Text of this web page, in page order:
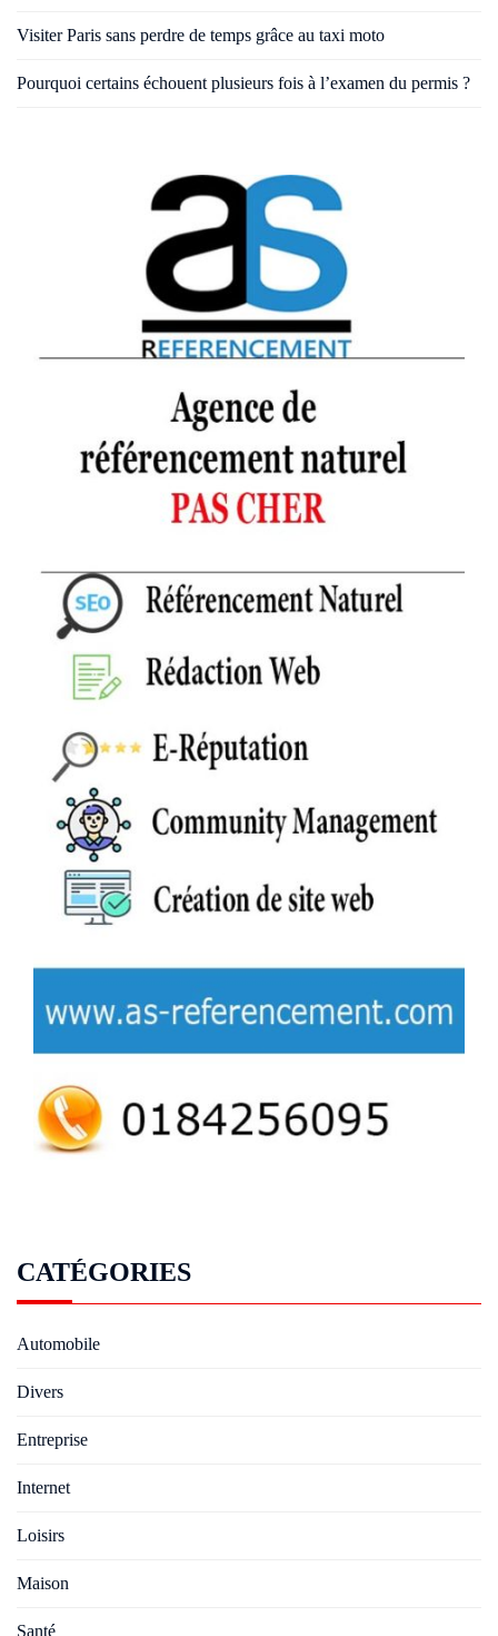
Visiter Paris sans perdre de temps grâce au taxi moto
Pourquoi certains échouent plusieurs fois à l’examen du permis ?
CATÉGORIES
Automobile
Divers
Entreprise
Internet
Loisirs
Maison
Santé